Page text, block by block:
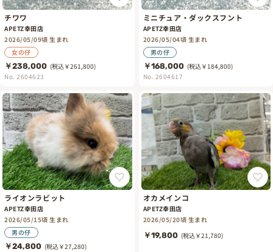
チワワ
APETZ幸田店
2026/05/09頃 生まれ
女の仔
￥238,000 (税込￥261,800)
No. 2604623
ミニチュア・ダックスフント
APETZ幸田店
2026/05/04頃 生まれ
男の仔
￥168,000 (税込￥184,800)
No. 2604617
ライオンラビット
APETZ幸田店
2026/05/15頃 生まれ
男の仔
￥24,800 (税込￥27,280)
オカメインコ
APETZ幸田店
2026/05/20頃 生まれ
￥19,800 (税込￥21,780)